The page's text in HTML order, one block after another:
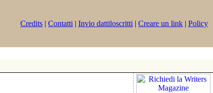
Credits | Contatti | Invio dattiloscritti | Creare un link | Policy